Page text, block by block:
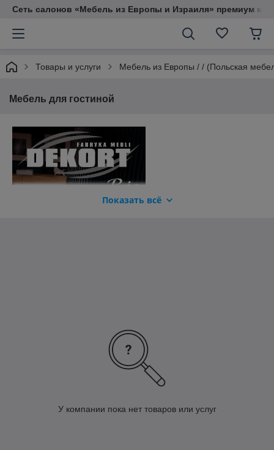
Сеть салонов «Мебель из Европы и Израиля» премиум
Товары и услуги Мебель из Европы / / (Польская
Мебель для гостиной
Показать всё
У компании пока нет товаров или услуг